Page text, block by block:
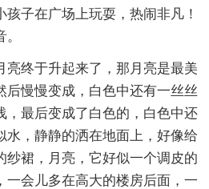
子在广场上玩耍，热闹非凡！
亮终于升起来了，那月亮是最美
后慢慢变成，白色中还有一丝丝
，最后变成了白色的，白色中还
水，静静的洒在地面上，好像给
纱裙，月亮，它好似一个调皮的
一会儿多在高大的楼房后面，一